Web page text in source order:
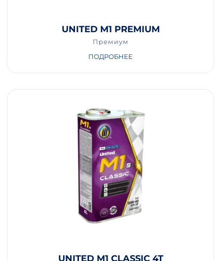
UNITED M1 PREMIUM
Премиум
ПОДРОБНЕЕ
UNITED M1 CLASSIC 4T